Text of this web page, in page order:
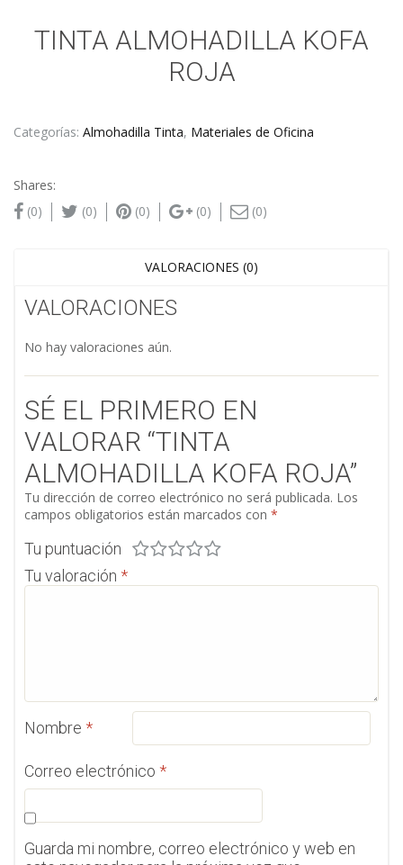
TINTA ALMOHADILLA KOFA
ROJA
Categorías: Almohadilla Tinta, Materiales de Oficina
Shares:
(0)
(0) (0) (0) (0)
VALORACIONES (0)
VALORACIONES
No hay valoraciones aún.
SÉ EL PRIMERO EN
VALORAR “TINTA
ALMOHADILLA KOFA ROJA”
Tu dirección de correo electrónico no será publicada. Los
campos obligatorios están marcados con *
Tu puntuación
Tu valoración *
Nombre *
Correo electrónico *
Guarda mi nombre, correo electrónico y web en